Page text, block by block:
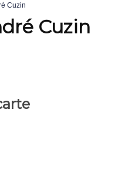
Cuzin
Cuzin